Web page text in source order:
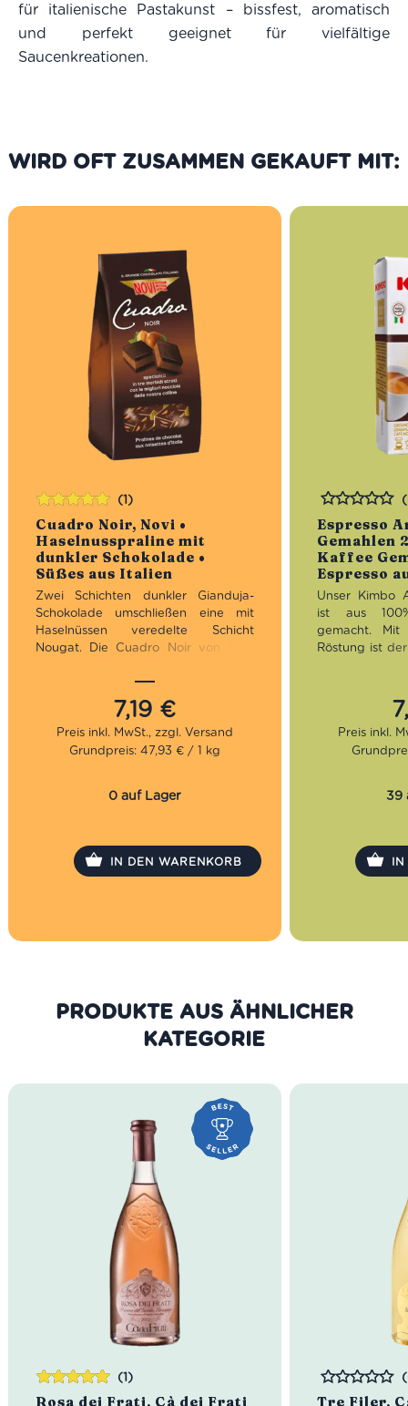
für italienische Pastakunst – bissfest, aromatisch
und perfekt geeignet für vielfältige
Saucenkreationen.
WIRD OFT ZUSAMMEN GEKAUFT MIT:
Cuadro Noir, Novi •
Haselnusspraline mit
dunkler Schokolade •
Süßes aus Italien
(1)
Zwei Schichten dunkler Gianduja-
Schokolade umschließen eine mit
Haselnüssen veredelte Schicht
Nougat. Die Cuadro Noir von Novi
Versuchung aus dem Piemont, denn
ist die Packung einmal aufgemacht,
gibt kein Halt mehr. Es ist die
Kombination aus dunkler Schokolade,
Nougat und feinen Haselnüssen, die
7,19 €
Bewertet
mit5.00 von
5
Grundpreis: 47,93 € / 1 kg
0 auf Lager
IN DEN WARENKORB
Espresso
Gemahlen
Kaffee
Espresso
Bewertet
Unser Kimbo
ist aus
gemacht. Mit
Röstung ist
Röstung:
Bohnen:
39
IN
PRODUKTE AUS DER GLEICHEN
KATEGORIE
Rosa dei Frati, Cà dei Frati
(1)
Bewertet
Tre Filer,
Bewertet